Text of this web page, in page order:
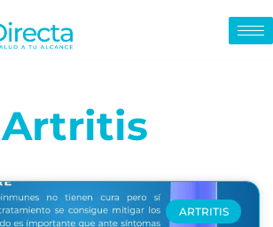
Artritis
ARTRITIS